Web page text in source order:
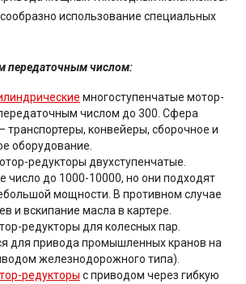
использование специальных
передаточным числом:
многоступенчатые мотор-
числом до 300. Сфера
транспортеры, конвейеры, сборочное и
оборудование.
редукторы двухступенчатые.
число до 1000-10000, но они подходят
мощности. В противном случае
и вскипание масла в картере.
редукторы для колесных пар.
для привода промышленных кранов на
железнодорожного типа).
редукторы с приводом через гибкую